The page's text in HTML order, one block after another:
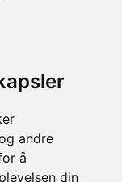
andre
å
din